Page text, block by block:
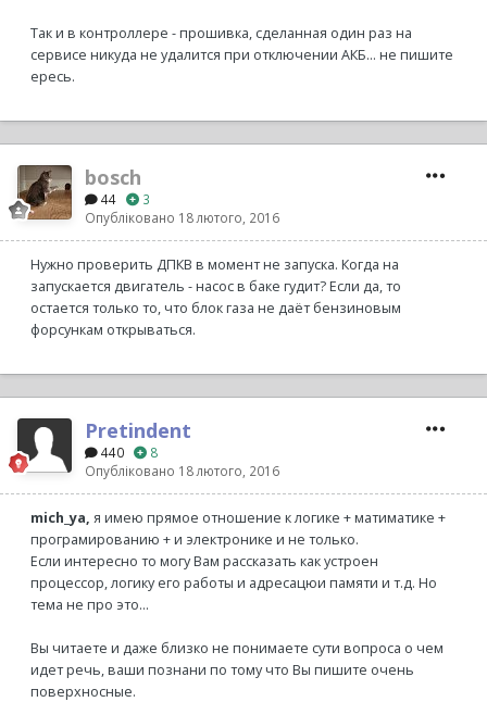
Так и в контроллере - прошивка, сделанная один раз на
сервисе никуда не удалится при отключении АКБ... не пишите
ересь.
bosch
44
3
Опубліковано 18 лютого, 2016
Нужно проверить ДПКВ в момент не запуска. Когда на
запускается двигатель - насос в баке гудит? Если да, то
остается только то, что блок газа не даёт бензиновым
форсункам открываться.
Pretindent
440
8
Опубліковано 18 лютого, 2016
mich_ya, я имею прямое отношение к логике + матиматике +
програмированию + и электронике и не только.
Если интересно то могу Вам рассказать как устроен
процессор, логику его работы и адресацюи памяти и т.д. Но
тема не про это...
Вы читаете и даже близко не понимаете сути вопроса о чем
идет речь, ваши познани по тому что Вы пишите очень
поверхносные.